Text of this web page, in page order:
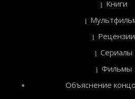
Книги
Рецензии
Сериалы
Фильмы
Объяснение